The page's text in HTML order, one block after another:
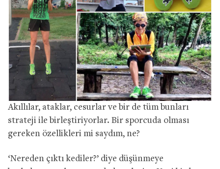
Akıllılar, ataklar, cesurlar ve bir de tüm bunları
strateji ile birleştiriyorlar. Bir sporcuda olması
gereken özellikleri mi saydım, ne?
‘Nereden çıktı kediler?’ diye düşünmeye